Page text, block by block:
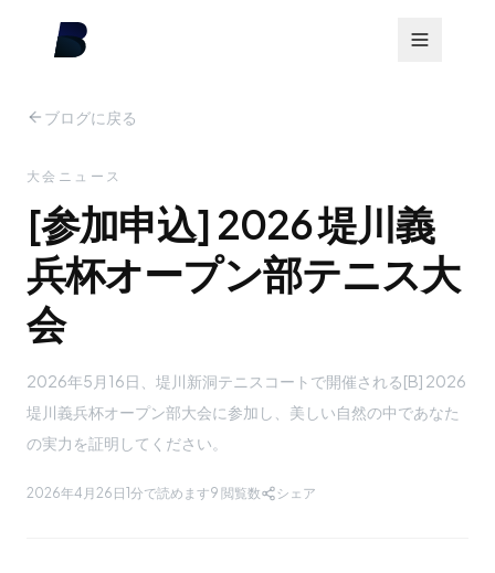
ブログに戻る
大会ニュース
[参加申込] 2026 堤川義
兵杯オープン部テニス大
会
2026年5月16日、堤川新洞テニスコートで開催される[B] 2026
堤川義兵杯オープン部大会に参加し、美しい自然の中であなた
の実力を証明してください。
2026年4月26日1分で読めます9 閲覧数 シェア